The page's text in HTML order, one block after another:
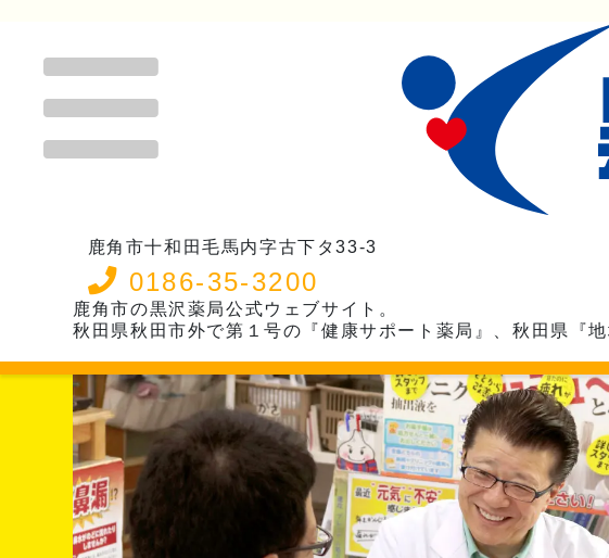
鹿角市十和田毛馬内字古下タ33-3
0186-35-3200
鹿角市の黒沢薬局公式ウェブサイト。
秋田県秋田市外で第１号の『健康サポート薬局』、秋田県『